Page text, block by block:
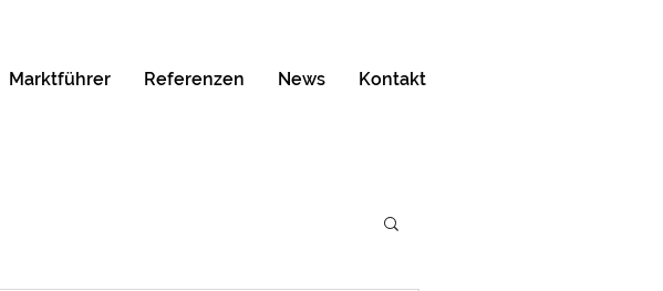
Marktführer Referenzen News Kontakt